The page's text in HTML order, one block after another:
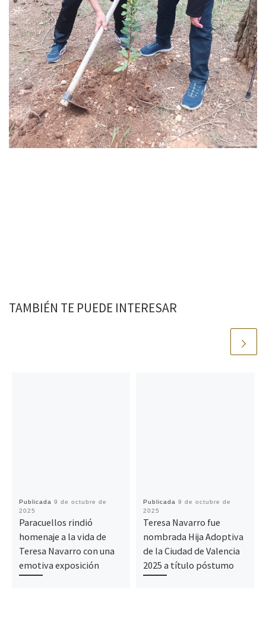
TAMBIÉN TE PUEDE INTERESAR
Publicada 9 de octubre de
2025
Paracuellos rindió
homenaje a la vida de
Teresa Navarro con una
emotiva exposición
Publicada 9 de octubre de
2025
Teresa Navarro fue
nombrada Hija Adoptiva
de la Ciudad de Valencia
2025 a título póstumo